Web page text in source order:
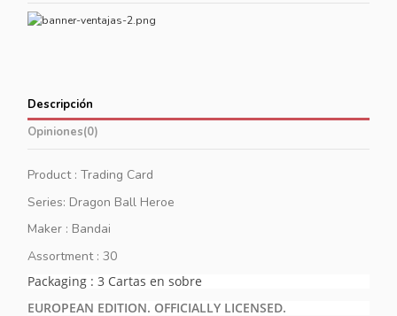
Descripción
Opiniones(0)
Product : Trading Card
Series: Dragon Ball Heroe
Maker : Bandai
Assortment : 30
Packaging : 3 Cartas en sobre
EUROPEAN EDITION. OFFICIALLY LICENSED.